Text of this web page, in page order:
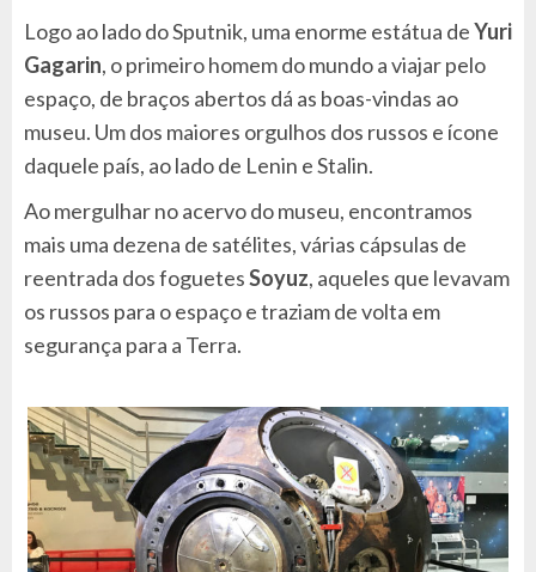
Logo ao lado do Sputnik, uma enorme estátua deYuri
Gagarin, o primeiro homem do mundo a viajar pelo
espaço, de braços abertos dá as boas-vindas ao
museu. Um dos maiores orgulhos dos russos e ícone
daquele país, ao lado de Lenin e Stalin.
Ao mergulhar no acervo do museu, encontramos
mais uma dezena de satélites, várias cápsulas de
reentrada dos foguetesSoyuz, aqueles que levavam
os russos para o espaço e traziam de volta em
segurança para a Terra.